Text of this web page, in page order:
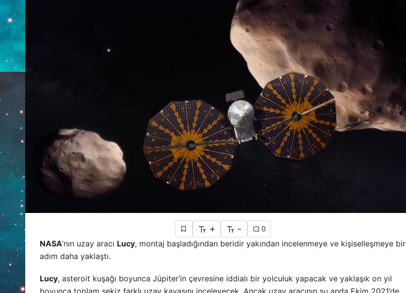
+ -
0
NASA’nın uzay aracı Lucy, montaj başladığından beridir yakından incelenmeye ve kişiselleşmeye bir
adım daha yaklaştı.
Lucy, asteroit kuşağı boyunca Jüpiter’in çevresine iddialı bir yolculuk yapacak ve yaklaşık on yıl